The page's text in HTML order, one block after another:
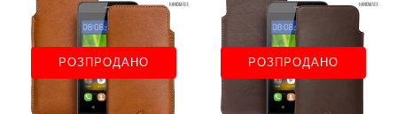
РОЗПРОДАНО РОЗПРОДАНО